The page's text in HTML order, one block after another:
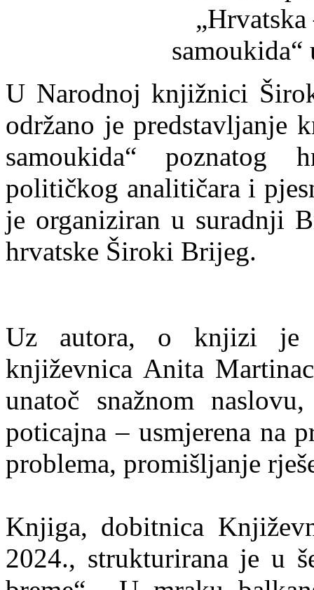
U Narodnoj knjižnici
održano je predstavljanje
samoukida“ poznatog
političkog analitičara i
je organiziran u suradnji
hrvatske Široki Brijeg.
Uz autora, o knjizi je
književnica Anita
unatoč snažnom
poticajna – usmjerena na
problema, promišljanje
Knjiga, dobitnica
2024., strukturirana je u